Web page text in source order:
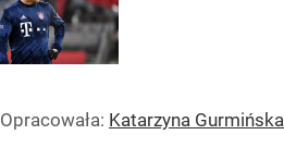
Opracowała: Katarzyna Gurmińska